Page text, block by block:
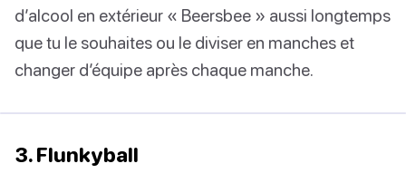
d’alcool en extérieur « Beersbee » aussi longtemps
que tu le souhaites ou le diviser en manches et
changer d’équipe après chaque manche.
3. Flunkyball